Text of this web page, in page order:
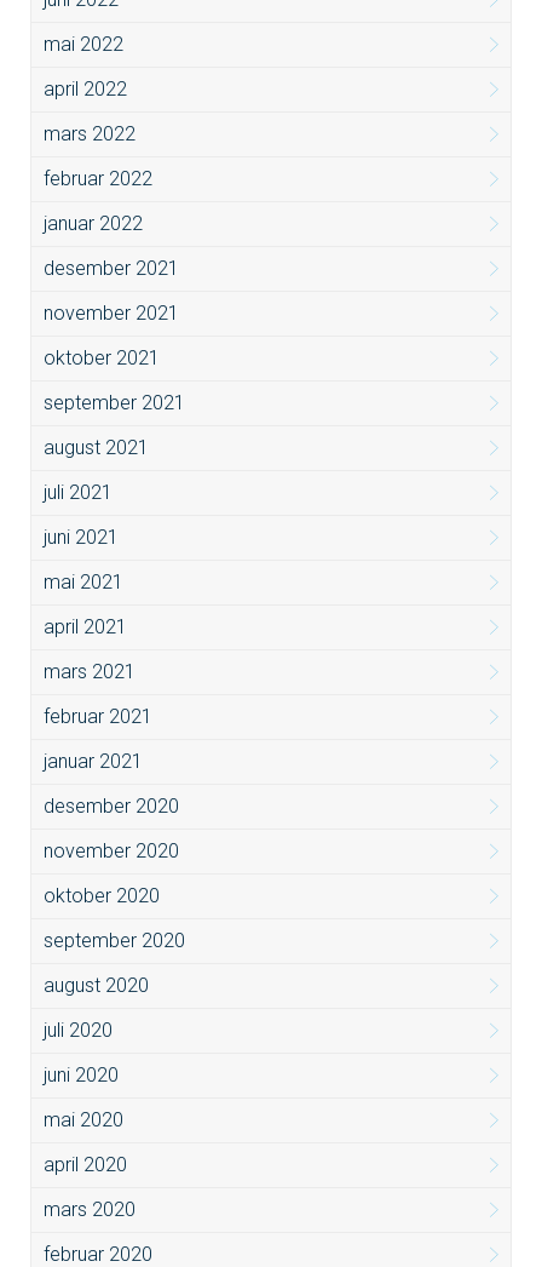
mai 2022
april 2022
mars 2022
februar 2022
januar 2022
desember 2021
november 2021
oktober 2021
september 2021
august 2021
juli 2021
juni 2021
mai 2021
april 2021
mars 2021
februar 2021
januar 2021
desember 2020
november 2020
oktober 2020
september 2020
august 2020
juli 2020
juni 2020
mai 2020
april 2020
mars 2020
februar 2020